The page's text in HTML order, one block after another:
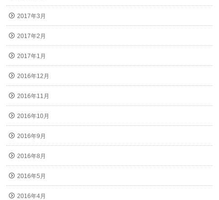
2017年3月
2017年2月
2017年1月
2016年12月
2016年11月
2016年10月
2016年9月
2016年8月
2016年5月
2016年4月